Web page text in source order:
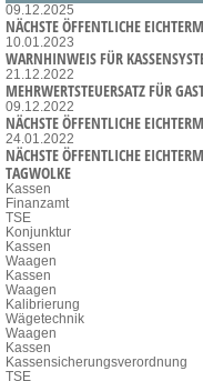
09.12.2025
NÄCHSTE ÖFFENTLICHE
10.01.2023
WARNHINWEIS FÜR
21.12.2022
MEHRWERTSTEUERSATZ FÜR
09.12.2022
NÄCHSTE ÖFFENTLICHE
24.01.2022
NÄCHSTE ÖFFENTLICHE
TAGWOLKE
Kassen
Finanzamt
TSE
Konjunktur
Kassen
Waagen
Kassen
Waagen
Kalibrierung
Wägetechnik
Waagen
Kassen
Kassensicherungsverordnung
TSE